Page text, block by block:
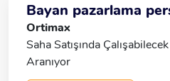
Bayan pazarlama
Ortimax
Saha Satışında
Aranıyor